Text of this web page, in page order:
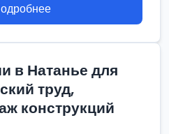
в Натанье для
труд,
конструкций